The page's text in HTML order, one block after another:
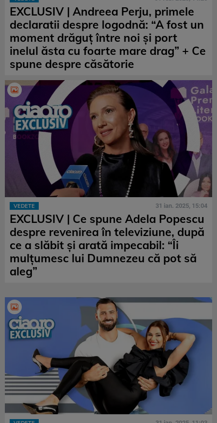
EXCLUSIV | Andreea Perju, primele
declaratii despre logodnă: “A fost un
moment drăguț între noi și port
inelul ăsta cu foarte mare drag” + Ce
spune despre căsătorie
VEDETE 31 ian. 2025, 15:04
EXCLUSIV | Ce spune Adela Popescu
despre revenirea în televiziune, după
ce a slăbit și arată impecabil: “Îi
mulțumesc lui Dumnezeu că pot să
aleg”